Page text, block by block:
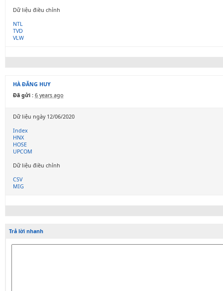
Dữ liệu điều chỉnh
NTL
TVD
VLW
HÀ ĐĂNG HUY
Đã gửi : 6 years ago
Dữ liệu ngày 12/06/2020
Index
HNX
HOSE
UPCOM
Dữ liệu điều chỉnh
CSV
MIG
Trả lời nhanh